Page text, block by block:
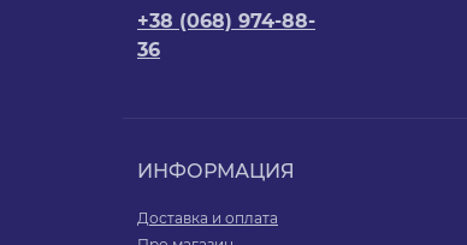
+38 (068) 974-88-
36
ИНФОРМАЦИЯ
Доставка и оплата